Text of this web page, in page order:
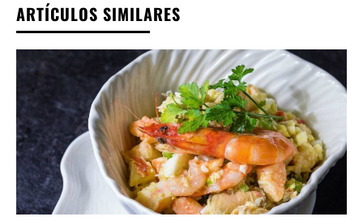
ARTÍCULOS SIMILARES